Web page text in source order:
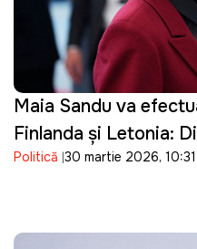
Maia Sandu va
Finlanda și Letonia:
parcursul european al
Politică 30 martie 2026, 10:31